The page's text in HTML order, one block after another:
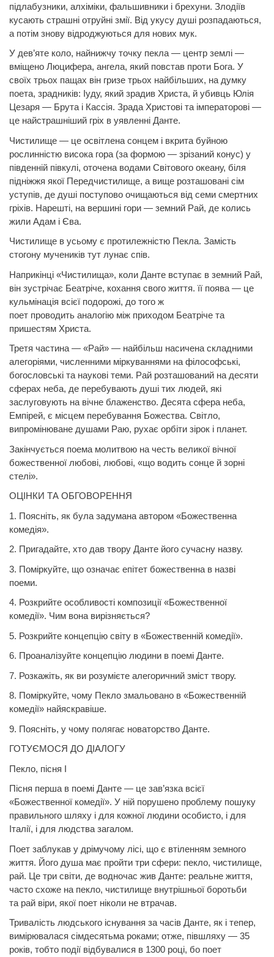
підлабузники, алхіміки, фальшивники і брехуни. Злодіїв
кусають страшні отруйні змії. Від укусу душі розпадаються,
а потім знову відроджуються для нових мук.
У дев’яте коло, найнижчу точку пекла — центр землі —
вміщено Люцифера, ангела, який повстав проти Бога. У
своїх трьох пащах він гризе трьох найбільших, на думку
поета, зрадників: Іуду, який зрадив Христа, й убивць Юлія
Цезаря — Брута і Кассія. Зрада Христові та імператорові —
це найстрашніший гріх в уявленні Данте.
Чистилище — це освітлена сонцем і вкрита буйною
рослинністю висока гора (за формою — зрізаний конус) у
південній півкулі, оточена водами Світового океану, біля
підніжжя якої Передчистилище, а вище розташовані сім
уступів, де душі поступово очищаються від семи смертних
гріхів. Нарешті, на вершині гори — земний Рай, де колись
жили Адам і Єва.
Чистилище в усьому є протилежністю Пекла. Замість
стогону мучеників тут лунає спів.
Наприкінці «Чистилища», коли Данте вступає в земний Рай,
він зустрічає Беатріче, кохання свого життя. її поява — це
кульмінація всієї подорожі, до того ж
поет проводить аналогію між приходом Беатріче та
пришестям Христа.
Третя частина — «Рай» — найбільш насичена складними
алегоріями, численними міркуваннями на філософські,
богословські та наукові теми. Рай розташований на десяти
сферах неба, де перебувають душі тих людей, які
заслуговують на вічне блаженство. Десята сфера неба,
Емпірей, є місцем перебування Божества. Світло,
випромінюване душами Раю, рухає орбіти зірок і планет.
Закінчується поема молитвою на честь великої вічної
божественної любові, любові, «що водить сонце й зорні
стелі».
ОЦІНКИ ТА ОБГОВОРЕННЯ
1. Поясніть, як була задумана автором «Божественна
комедія».
2. Пригадайте, хто дав твору Данте його сучасну назву.
3. Поміркуйте, що означає епітет божественна в назві
поеми.
4. Розкрийте особливості композиції «Божественної
комедії». Чим вона вирізняється?
5. Розкрийте концепцію світу в «Божественній комедії».
6. Проаналізуйте концепцію людини в поемі Данте.
7. Розкажіть, як ви розумієте алегоричний зміст твору.
8. Поміркуйте, чому Пекло змальовано в «Божественній
комедії» найяскравіше.
9. Поясніть, у чому полягає новаторство Данте.
ГОТУЄМОСЯ ДО ДІАЛОГУ
Пекло, пісня І
Пісня перша в поемі Данте — це зав’язка всієї
«Божественної комедії». У ній порушено проблему пошуку
правильного шляху і для кожної людини особисто, і для
Італії, і для людства загалом.
Поет заблукав у дрімучому лісі, що є втіленням земного
життя. Його душа має пройти три сфери: пекло, чистилище,
рай. Це три світи, де водночас жив Данте: реальне життя,
часто схоже на пекло, чистилище внутрішньої боротьби
та рай віри, якої поет ніколи не втрачав.
Тривалість людського існування за часів Данте, як і тепер,
вимірювалася сімдесятьма роками; отже, півшляху — 35
років, тобто події відбувалися в 1300 році, бо поет